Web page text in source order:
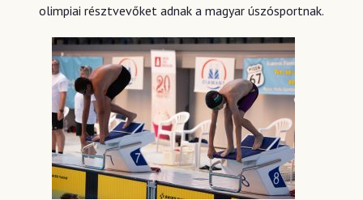
olimpiai résztvevőket adnak a magyar úszósportnak.